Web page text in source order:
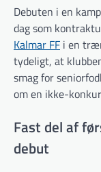
Debuten i en
dag som
Kalmar FF i en
tydeligt, at
smag for
om en ikke-
Fast del af
debut